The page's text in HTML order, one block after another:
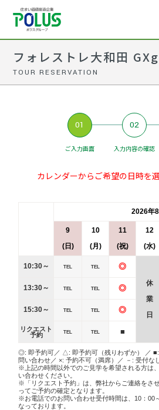
フォレストレ大和田
TOUR RESERVATION
01
ご入力画面
02
入力内容の確認
カレンダーからご希望の日時を
2026年8
9
(日)
10
(月)
11
(祝)
12
(水)
10:30～ TEL TEL ◎
休
業
日
13:30～ TEL TEL ◎
15:30～ TEL TEL ◎
リクエスト
予約
TEL TEL ■
◎: 即予約可／ △: 即予約可（残りわずか） ／
問い合わせ／ ×: 予約不可（満席）／ －: 受付な
※上記の時間以外でのご見学を希望される方は
い合わせください。
※「リクエスト予約」は、弊社からご連絡をさ
ってご予約の確定となります。
※お電話でのお問い合わせ受付時間は、10：00
なっております。